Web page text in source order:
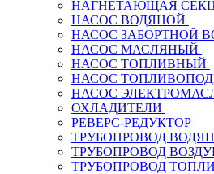
НАГНЕТАЮЩАЯ
НАСОС ВОДЯНОЙ
НАСОС ЗАБОРТНОЙ
НАСОС МАСЛЯНЫЙ
НАСОС ТОПЛИВНЫЙ
НАСОС
НАСОС
ОХЛАДИТЕЛИ
РЕВЕРС-РЕДУКТОР
ТРУБОПРОВОД
ТРУБОПРОВОД
ТРУБОПРОВОД